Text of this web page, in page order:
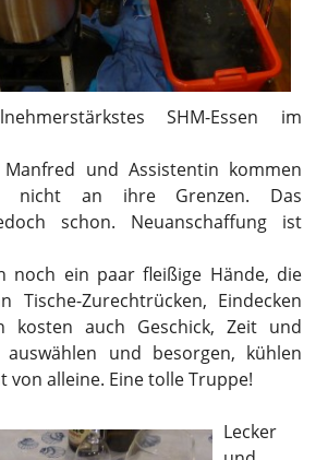
SHM-Essen im
Manfred und Assistentin kommen
nicht an ihre Grenzen. Das
schon. Neuanschaffung ist
noch ein paar fleißige Hände, die
Tische-Zurechtrücken, Eindecken
kosten auch Geschick, Zeit und
auswählen und besorgen, kühlen
von alleine. Eine tolle Truppe!
Lecker